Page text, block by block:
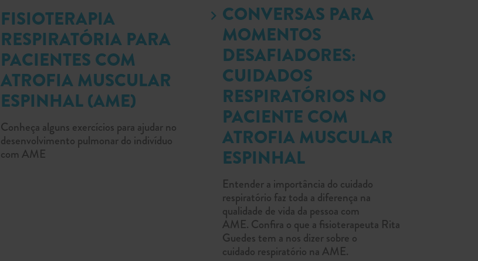
FISIOTERAPIA
RESPIRATÓRIA PARA
PACIENTES COM
ATROFIA MUSCULAR
ESPINHAL (AME)
Conheça alguns exercícios para ajudar no
desenvolvimento pulmonar do indivíduo
com AME
CONVERSAS PARA
MOMENTOS
DESAFIADORES:
CUIDADOS
RESPIRATÓRIOS NO
PACIENTE COM
ATROFIA MUSCULAR
ESPINHAL
Entender a importância do cuidado
respiratório faz toda a diferença na
qualidade de vida da pessoa com
AME. Confira o que a fisioterapeuta Rita
Guedes tem a nos dizer sobre o
cuidado respiratório na AME.